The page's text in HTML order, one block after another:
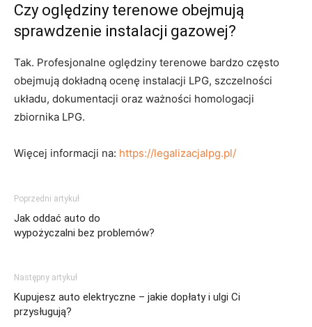
Czy oględziny terenowe obejmują
sprawdzenie instalacji gazowej?
Tak. Profesjonalne oględziny terenowe bardzo często
obejmują dokładną ocenę instalacji LPG, szczelności
układu, dokumentacji oraz ważności homologacji
zbiornika LPG.
Więcej informacji na: https://legalizacjalpg.pl/
Poprzedni artykuł
Jak oddać auto do
wypożyczalni bez problemów?
Następny artykuł
Kupujesz auto elektryczne – jakie dopłaty i ulgi Ci
przysługują?